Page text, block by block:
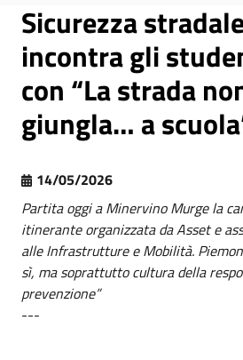
Sicurezza
incontra gli
con “La strada
giungla… a
14/05/2026
Partita oggi a Minervino Murge la
itinerante organizzata da Asset e
alle Infrastrutture e Mobilità.
sì, ma soprattutto cultura della
prevenzione”
---